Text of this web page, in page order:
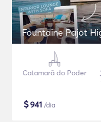
Fountaine Pajot
Catamarã do Poder
$941 /dia